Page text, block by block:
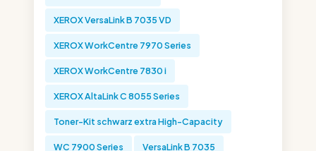
XEROX VersaLink B 7035 VD
XEROX WorkCentre 7970 Series
XEROX WorkCentre 7830 i
XEROX AltaLink C 8055 Series
Toner-Kit schwarz extra High-Capacity
WC 7900 Series VersaLink B 7035